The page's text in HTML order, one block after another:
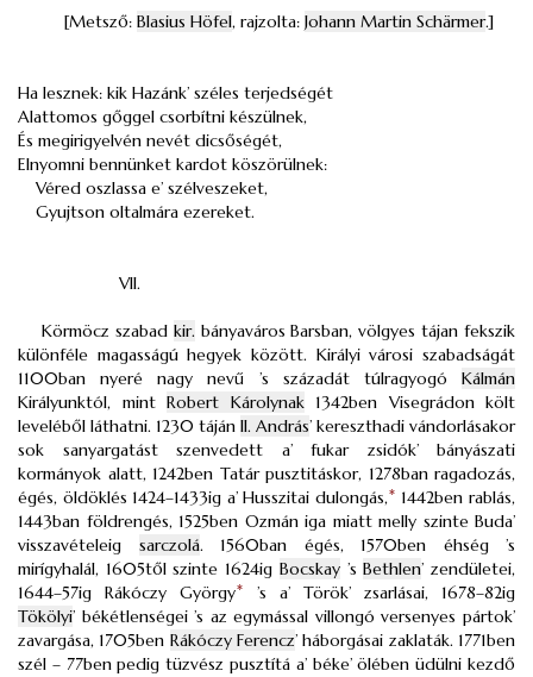
[Metsző: Blasius Höfel, rajzolta: Johann Martin Schärmer.]
Ha lesznek: kik Hazánk’ széles terjedségét
Alattomos gőggel csorbítni készülnek,
És megirigyelvén nevét dicsőségét,
Elnyomni bennünket kardot köszörülnek:
Véred oszlassa e’ szélveszeket,
Gyujtson oltalmára ezereket.
VII.
Körmöcz szabad kir. bányaváros Barsban, völgyes tájan fekszik
különféle magasságú hegyek között. Királyi városi szabadságát
1100ban nyeré nagy nevű ’s századát túlragyogó Kálmán
Királyunktól, mint Robert Károlynak1342ben Visegrádon költ
leveléből láthatni. 1230 táján II. András’ kereszthadi vándorlásakor
sok sanyargatást szenvedett a’ fukar zsidók’ bányászati
kormányok alatt, 1242ben Tatár pusztitáskor, 1278ban ragadozás,
égés, öldöklés 1424–1433ig a’ Husszitai dulongás,* 1442ben rablás,
1443ban földrengés, 1525ben Ozmán iga miatt melly szinte Buda’
visszavételeig sarczolá. 1560ban égés, 1570ben éhség ’s
mirígyhalál, 1605től szinte 1624ig Bocskay’sBethlen’ zendületei,
1644–57ig Rákóczy György*
’s a’ Török’ zsarlásai, 1678–82ig
Tökölyi’ békétlenségei ’s az egymással villongó versenyes pártok’
zavargása, 1705ben Rákóczy Ferencz’ háborgásai zaklaták. 1771ben
szél – 77ben pedig tüzvész pusztítá a’ béke’ ölében üdülni kezdő